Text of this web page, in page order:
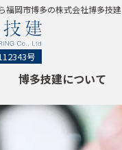
福岡市博多の株式会社博多技建
号
博多技建について
初めての方へ